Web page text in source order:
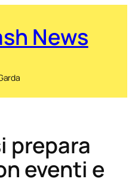
News
prepara
eventi e